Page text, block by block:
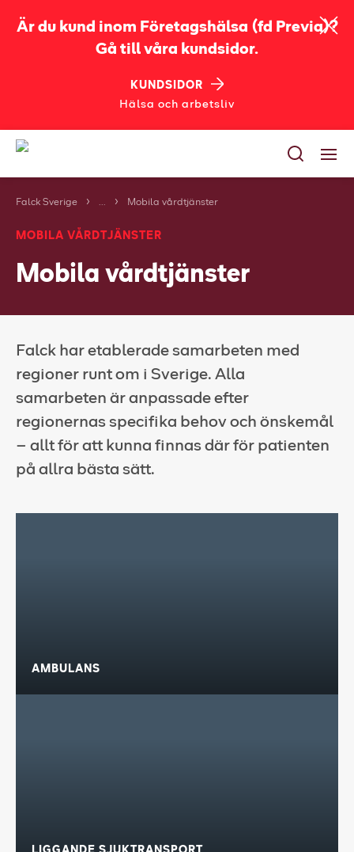
Är du kund inom Företagshälsa (fd Previa)?
Gå till våra kundsidor.
KUNDSIDOR
Hälsa och arbetsliv
Tjänster
Utbildningar
Bli kund
Falck websites
Pressrum
Kontakt
Falck Sverige ... Mobila vårdtjänster
MOBILA VÅRDTJÄNSTER
Mobila vårdtjänster
Falck har etablerade samarbeten med
regioner runt om i Sverige. Alla
samarbeten är anpassade efter
regionernas specifika behov och önskemål
– allt för att kunna finnas där för patienten
på allra bästa sätt.
AMBULANS